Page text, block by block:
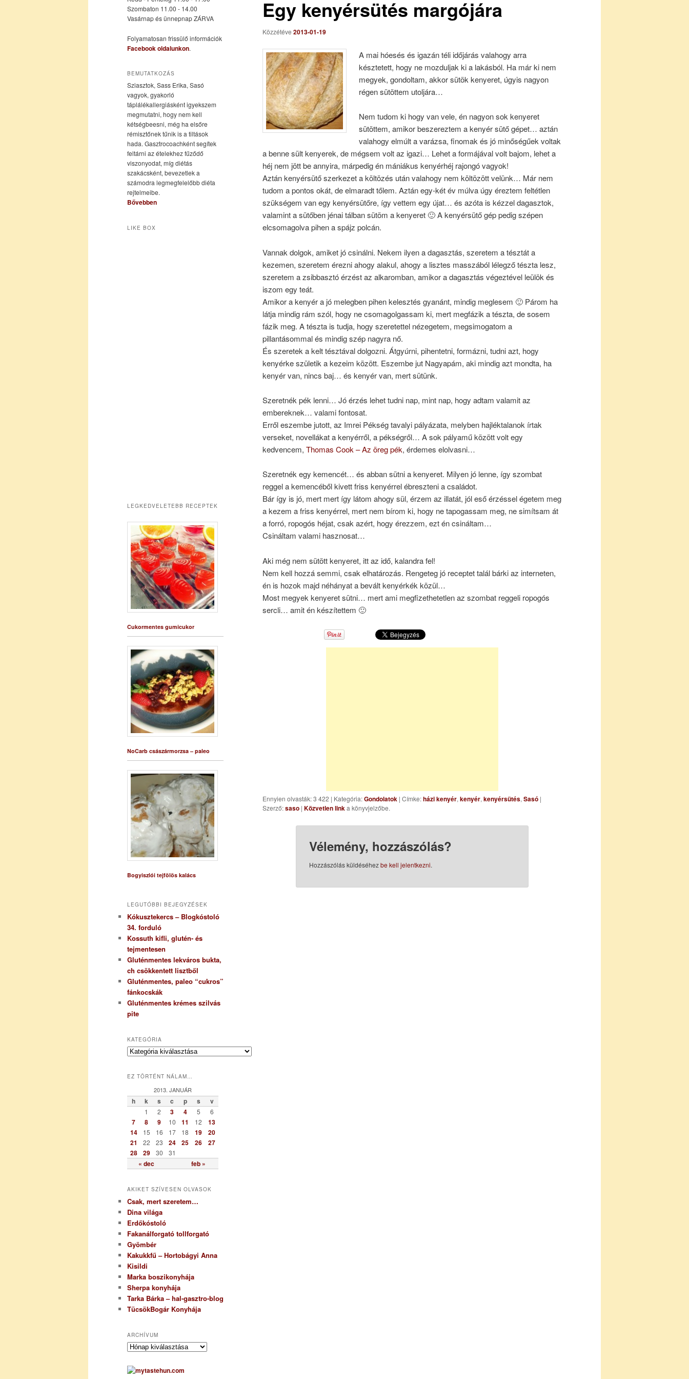
tartalomra
tartalomra Egy kenyérsütés margójára
Közzétéve 2013-01-19
A mai hóesés és igazán téli időjárás valahogy arra
késztetett, hogy ne mozduljak ki a lakásból. Ha már ki nem
megyek, gondoltam, akkor sütök kenyeret, úgyis nagyon
régen sütöttem utoljára…
Nem tudom ki hogy van vele, én nagyon sok kenyeret
sütöttem, amikor beszereztem a kenyér sütő gépet… aztán
valahogy elmúlt a varázsa, finomak és jó minőségűek voltak
a benne sült kenyerek, de mégsem volt az igazi… Lehet a formájával volt bajom, lehet a
héj nem jött be annyira, márpedig én mániákus kenyérhéj rajongó vagyok!
Aztán kenyérsütő szerkezet a költözés után valahogy nem költözött velünk… Már nem
tudom a pontos okát, de elmaradt tőlem. Aztán egy-két év múlva úgy éreztem feltétlen
szükségem van egy kenyérsütőre, így vettem egy újat… és azóta is kézzel dagasztok,
valamint a sütőben jénai tálban sütöm a kenyeret 🙂 A kenyérsütő gép pedig szépen
elcsomagolva pihen a spájz polcán.
Vannak dolgok, amiket jó csinálni. Nekem ilyen a dagasztás, szeretem a tésztát a
kezemen, szeretem érezni ahogy alakul, ahogy a lisztes masszából lélegző tészta lesz,
szeretem a zsibbasztó érzést az alkaromban, amikor a dagasztás végeztével leülök és
iszom egy teát.
Amikor a kenyér a jó melegben pihen kelesztés gyanánt, mindig meglesem 🙂 Párom ha
látja mindig rám szól, hogy ne csomagolgassam ki, mert megfázik a tészta, de sosem
fázik meg. A tészta is tudja, hogy szeretettel nézegetem, megsimogatom a
pillantásommal és mindig szép nagyra nő.
És szeretek a kelt tésztával dolgozni. Átgyúrni, pihentetni, formázni, tudni azt, hogy
kenyérke születik a kezeim között. Eszembe jut Nagyapám, aki mindig azt mondta, ha
kenyér van, nincs baj… és kenyér van, mert sütünk.
Szeretnék pék lenni… Jó érzés lehet tudni nap, mint nap, hogy adtam valamit az
embereknek… valami fontosat.
Erről eszembe jutott, az Imrei Pékség tavalyi pályázata, melyben hajléktalanok írtak
verseket, novellákat a kenyérről, a pékségről… A sok pályamű között volt egy
kedvencem, Thomas Cook – Az öreg pék, érdemes elolvasni…
Szeretnék egy kemencét… és abban sütni a kenyeret. Milyen jó lenne, így szombat
reggel a kemencéből kivett friss kenyérrel ébreszteni a családot.
Bár így is jó, mert mert így látom ahogy sül, érzem az illatát, jól eső érzéssel égetem meg
a kezem a friss kenyérrel, mert nem bírom ki, hogy ne tapogassam meg, ne simítsam át
a forró, ropogós héjat, csak azért, hogy érezzem, ezt én csináltam…
Csináltam valami hasznosat…
Aki még nem sütött kenyeret, itt az idő, kalandra fel!
Nem kell hozzá semmi, csak elhatározás. Rengeteg jó receptet talál bárki az interneten,
én is hozok majd néhányat a bevált kenyérkék közül…
Most megyek kenyeret sütni… mert ami megfizethetetlen az szombat reggeli ropogós
sercli… amit én készítettem 🙂
Ennyien olvasták: 3 422 | Kategória:Gondolatok | Címke:házi kenyér, kenyér, kenyérsütés, Sasó |
Szerző:saso | Közvetlen linka könyvjelzőbe.
Vélemény, hozzászólás?
Hozzászólás küldéséhezbe kell jelentkezni.
Szombaton 11.00 - 14.00
Vasárnap és ünnepnap ZÁRVA
Folyamatosan frissülő információk
Facebook oldalunkon.
BEMUTATKOZÁS
Sziasztok, Sass Erika, Sasó
vagyok, gyakorló
táplálékallergiásként igyekszem
megmutatni, hogy nem kell
kétségbeesni, még ha elsőre
rémisztőnek tűnik is a tiltások
hada. Gasztrocoachként segítek
feltárni az ételekhez fűződő
viszonyodat, míg diétás
szakácsként, bevezetlek a
számodra legmegfelelőbb diéta
rejtelmeibe.
Bővebben
LIKE BOX
LEGKEDVELETEBB RECEPTEK
Cukormentes gumicukor
NoCarb császármorzsa – paleo
Bogyiszlói tejfölös kalács
LEGUTÓBBI BEJEGYZÉSEK
Kókusztekercs – Blogkóstoló
34. forduló
Kossuth kifli, glutén- és
tejmentesen
Gluténmentes lekváros bukta,
ch csökkentett lisztből
Gluténmentes, paleo “cukros”
fánkocskák
Gluténmentes krémes szilvás
pite
KATEGÓRIA
K
e
r
EZ TÖRTÉNT NÁLAM…
2013. JANUÁR
h k s c p s v
« dec feb »
1 2 3 4 5 6
7 8 9 10 11 12
13
14
15 16 17 18 19
20
21
22 23 24 25 26
27
28
29 30 31
AKIKET SZÍVESEN OLVASOK
Csak, mert szeretem…
Dina világa
Erdőkóstoló
Fakanálforgató tollforgató
Gyömbér
Kakukkfű – Hortobágyi Anna
Kisildi
Marka boszikonyhája
Sherpa konyhája
Tarka Bárka – hal-gasztro-blog
TücsökBogár Konyhája
ARCHÍVUM
A
c
h